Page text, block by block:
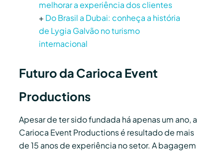
melhorar a experiência dos clientes
+ Do Brasil a Dubai: conheça a história
de Lygia Galvão no turismo
internacional
Futuro da Carioca Event
Productions
Apesar de ter sido fundada há apenas um ano, a
Carioca Event Productions é resultado de mais
de 15 anos de experiência no setor. A bagagem